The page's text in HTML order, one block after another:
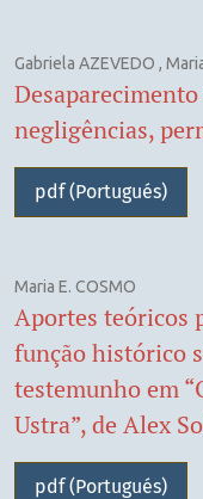
Gabriela AZEVEDO ,
negligências,
pdf (Portugués)
Maria E. COSMO
Aportes teóricos
função histórico
testemunho em
Ustra”, de Alex
pdf (Portugués)